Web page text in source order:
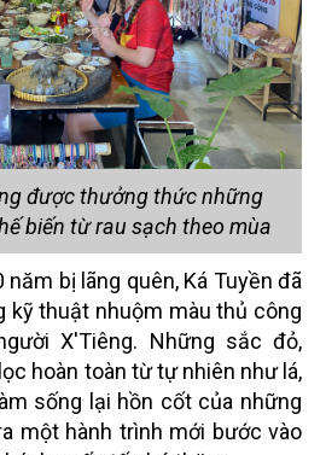
được thưởng thức những
biến từ rau sạch theo mùa
bị lãng quên, Ká Tuyền đã
kỹ thuật nhuộm màu thủ công
X'Tiêng. Những sắc đỏ,
hoàn toàn từ tự nhiên như lá,
sống lại hồn cốt của những
một hành trình mới bước vào